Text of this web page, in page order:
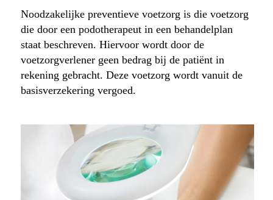
Noodzakelijke preventieve voetzorg is die voetzorg
die door een podotherapeut in een behandelplan
staat beschreven. Hiervoor wordt door de
voetzorgverlener geen bedrag bij de patiënt in
rekening gebracht. Deze voetzorg wordt vanuit de
basisverzekering vergoed.